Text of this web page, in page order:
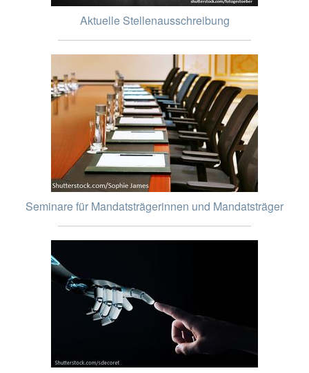
Aktuelle Stellenausschreibung
Seminare für Mandatsträgerinnen und Mandatsträger